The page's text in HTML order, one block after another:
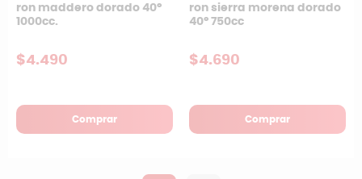
ron maddero dorado 40º
1000cc.
$4.490
Comprar
ron sierra morena dorado
40º 750cc
$4.690
Comprar